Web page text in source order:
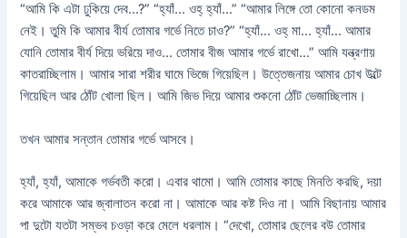
“আমি কি এটা ঢুকিয়ে দেব…?” “হ্যাঁ… ওহ্ হ্যাঁ…” “আমার লিঙ্গে তো কোনো কনডম
নেই। তুমি কি আমার বীর্য তোমার গর্ভে নিতে চাও?” “হ্যাঁ… ওহ্ মা… হ্যাঁ… আমার
যোনি তোমার বীর্য দিয়ে ভরিয়ে দাও… তোমার বীজ আমার গর্ভে রাখো…” আমি যন্ত্রণায়
কাতরাচ্ছিলাম। আমার সারা শরীর ঘামে ভিজে গিয়েছিল। উত্তেজনায় আমার চোখ উল্টে
গিয়েছিল আর ঠোঁট খোলা ছিল। আমি জিভ দিয়ে আমার শুকনো ঠোঁট ভেজাচ্ছিলাম।
তখন আমার সন্তান তোমার গর্ভে আসবে।
হ্যাঁ, হ্যাঁ, আমাকে গর্ভবতী করো। এবার থামো। আমি তোমার কাছে মিনতি করছি, দয়া
করে আমাকে আর জ্বালাতন করো না। আমাকে আর কষ্ট দিও না। আমি বিছানায় আমার
পা দুটো যতটা সম্ভব চওড়া করে মেলে ধরলাম। “দেখো, তোমার ছেলের বউ তোমার